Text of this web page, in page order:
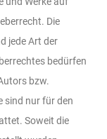
Die
jede Art der
bedürfen
bzw.
sind nur für den
Soweit die